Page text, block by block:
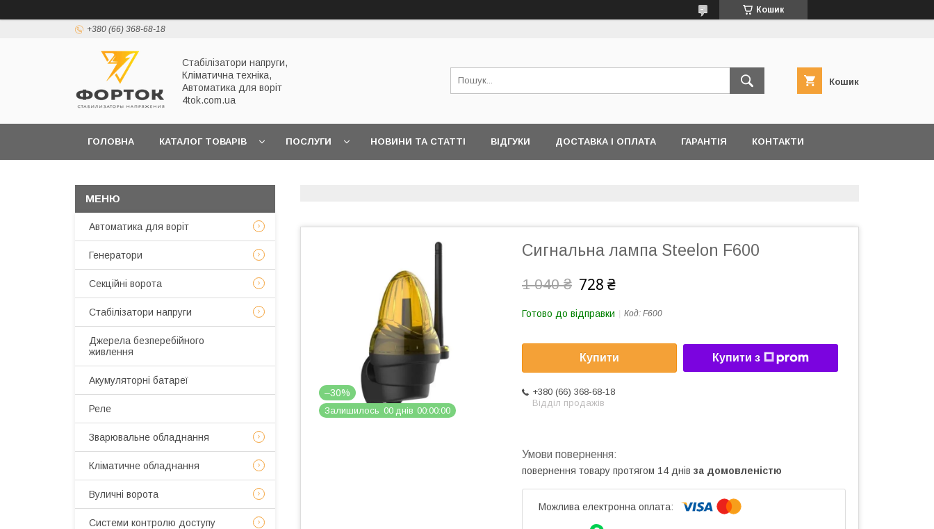
Кошик
+380 (66) 368-68-18
Стабілізатори напруги,
Кліматична техніка,
Автоматика для воріт
4tok.com.ua
Кошик
ГОЛОВНА КАТАЛОГ ТОВАРІВ ПОСЛУГИ НОВИНИ ТА СТАТТІ ВІДГУКИ ДОСТАВКА І ОПЛАТА ГАРАНТІЯ КОНТАКТИ
–30%
Залишилось 00 днів 00 00 00
Сигнальна лампа Steelon F600
1 040 ₴ 728 ₴
Готово до відправки Код: F600
Купити Купити з
+380 (66) 368-68-18
Відділ продажів
повернення товару протягом 14 днів за домовленістю
Автоматика для воріт
Генератори
Секційні ворота
Стабілізатори напруги
Джерела безперебійного
живлення
Акумуляторні батареї
Реле
Зварювальне обладнання
Кліматичне обладнання
Вуличні ворота
Системи контролю доступу